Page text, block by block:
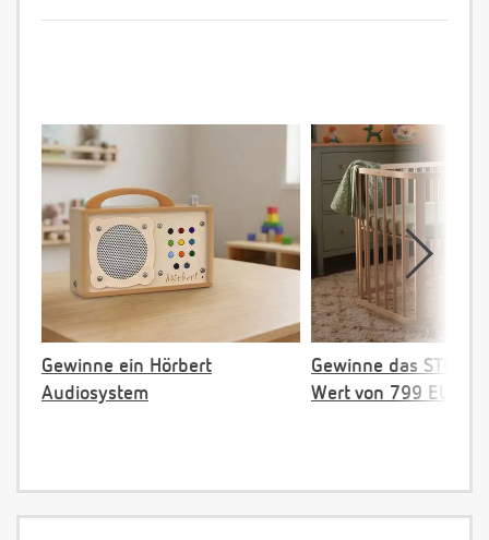
Gewinne ein Hörbert
Audiosystem
Gewinne das
Wert von 799 EUR